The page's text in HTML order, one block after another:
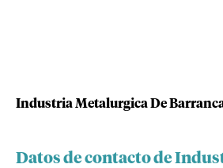
Industria Metalurgica De
Datos de contacto de